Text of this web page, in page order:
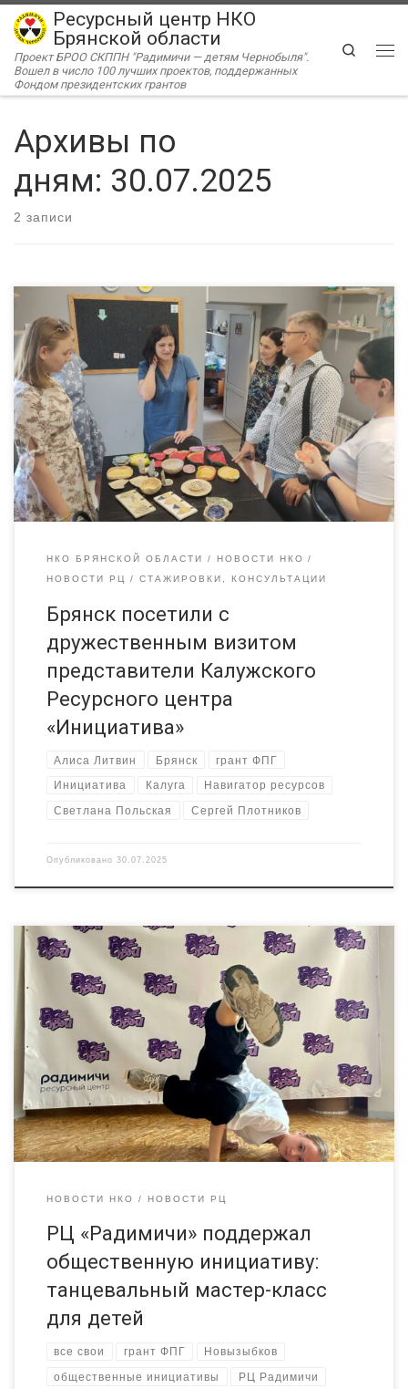
Перейти к содержимому
Ресурсный центр НКО
Брянской области
Проект БРОО СКППН "Радимичи — детям Чернобыля".
Вошел в число 100 лучших проектов, поддержанных
Фондом президентских грантов
Search
Архивы по
дням: 30.07.2025
2 записи
Брянск посетили с дружественным визитом представители
Калужского Ресурсного центра «Инициатива». При содействии
Ресурсного центра «Радимичи» состоялись встречи с
представителями брянских НКО, на которых коллеги из
соседних областей обменялись опытом, обсудили проблемы и
достижения. Калужане посетили Центр «Гармония», где
познакомились с системой, помогающей детям и взрослым с
особенностями развития справляться с […]
НКО БРЯНСКОЙ ОБЛАСТИ
НОВОСТИ НКО
НОВОСТИ РЦ
СТАЖИРОВКИ, КОНСУЛЬТАЦИИ
Брянск посетили с
дружественным визитом
представители Калужского
Ресурсного центра
«Инициатива»
Алиса Литвин Брянск грант ФПГ
Инициатива Калуга Навигатор ресурсов
Светлана Польская Сергей Плотников
Опубликовано 30.07.2025
30 июля прошел мастер-класс по брейк-дансу, в котором
приняло участие более 10 ребят, увлекающихся брейкингом и
хип- хопом. Это занятие стало подготовкой к большому
детскому фестивалю танцевальной уличной культуры «Все
Свои», который состоится в августе в новозыбковском
городском парке. Ресурсный центр «Радимичи» поддержал
эту танцевальную инициативу детей и подростков в […]
НОВОСТИ НКО НОВОСТИ РЦ
РЦ «Радимичи» поддержал
общественную инициативу:
танцевальный мастер-класс
для детей
все свои грант ФПГ Новызыбков
общественные инициативы РЦ Радимичи